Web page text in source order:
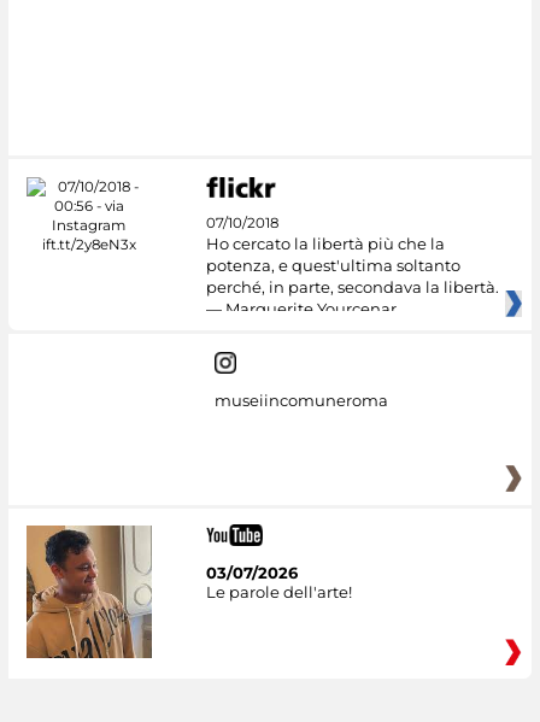
07/10/2018
Ho cercato la libertà più che la
potenza, e quest'ultima soltanto
perché, in parte, secondava la libertà.
— Marguerite Yourcenar
museiincomuneroma
03/07/2026
Le parole dell'arte!